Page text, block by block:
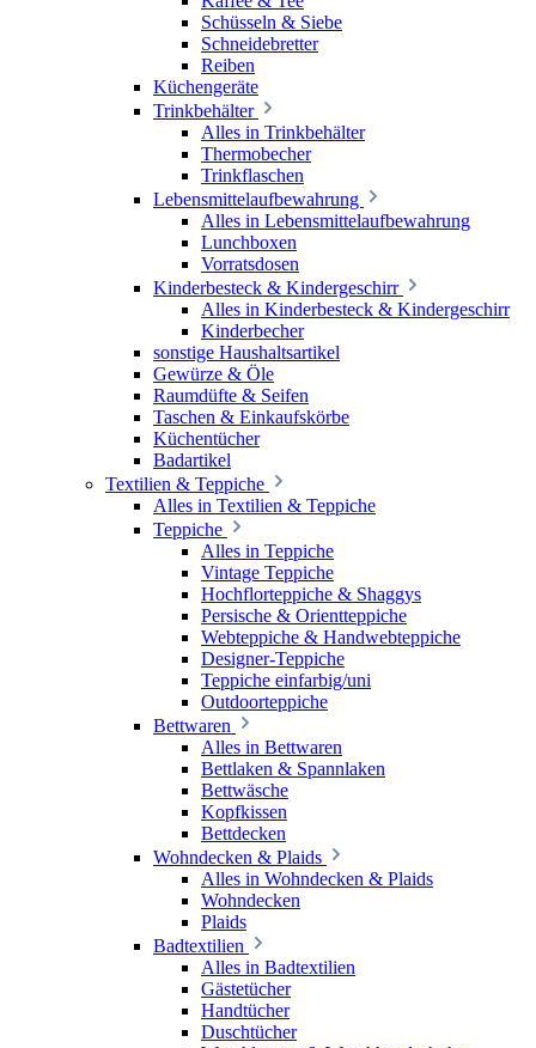
Schüsseln & Siebe
Schneidebretter
Reiben
Küchengeräte
Trinkbehälter
Alles in Trinkbehälter
Thermobecher
Trinkflaschen
Lebensmittelaufbewahrung
Alles in Lebensmittelaufbewahrung
Lunchboxen
Vorratsdosen
Kinderbesteck & Kindergeschirr
Alles in Kinderbesteck & Kindergeschirr
Kinderbecher
sonstige Haushaltsartikel
Gewürze & Öle
Raumdüfte & Seifen
Taschen & Einkaufskörbe
Küchentücher
Badartikel
Textilien & Teppiche
Alles in Textilien & Teppiche
Teppiche
Alles in Teppiche
Vintage Teppiche
Hochflorteppiche & Shaggys
Persische & Orientteppiche
Webteppiche & Handwebteppiche
Designer-Teppiche
Teppiche einfarbig/uni
Outdoorteppiche
Bettwaren
Alles in Bettwaren
Bettlaken & Spannlaken
Bettwäsche
Kopfkissen
Bettdecken
Wohndecken & Plaids
Alles in Wohndecken & Plaids
Wohndecken
Plaids
Badtextilien
Alles in Badtextilien
Gästetücher
Handtücher
Duschtücher